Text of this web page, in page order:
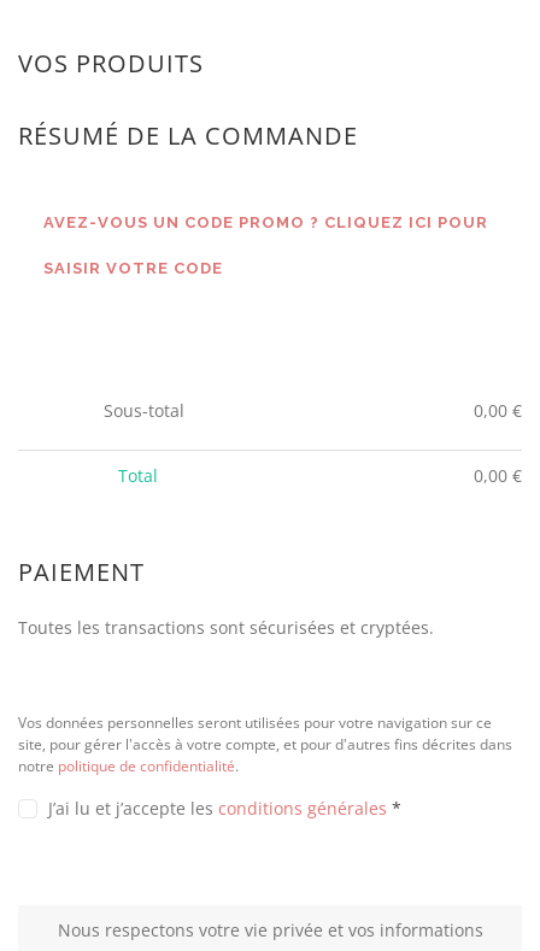
VOS PRODUITS
RÉSUMÉ DE LA COMMANDE
AVEZ-VOUS UN CODE PROMO ? CLIQUEZ ICI POUR
SAISIR VOTRE CODE
Sous-total 0,00 €
Total 0,00 €
PAIEMENT
Toutes les transactions sont sécurisées et cryptées.
Vos données personnelles seront utilisées pour votre navigation sur ce
site, pour gérer l'accès à votre compte, et pour d'autres fins décrites dans
notre politique de confidentialité.
J’ai lu et j’accepte les conditions générales *
Nous respectons votre vie privée et vos informations